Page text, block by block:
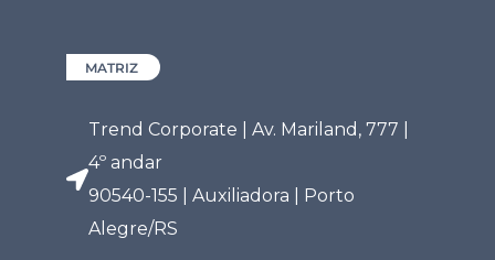
MATRIZ
Trend Corporate | Av. Mariland, 777 |
4º andar
90540-155 | Auxiliadora | Porto
Alegre/RS